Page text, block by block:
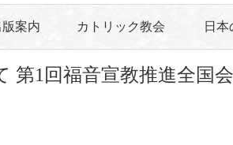
版案内 カトリック教会 日本
第1回福音宣教推進全国